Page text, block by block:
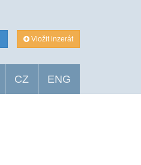
Vložit inzerát
CZ ENG